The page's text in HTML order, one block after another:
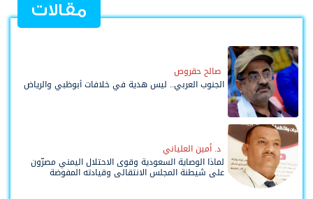
مقالات
صالح حقروص
الجنوب العربي.. ليس هدية في خلافات أبوظبي والرياض
د. أمين العلياني
لماذا الوصاية السعودية وقوى الاحتلال اليمني مصرّون
على شيطنة المجلس الانتقالي وقيادته المفوضة